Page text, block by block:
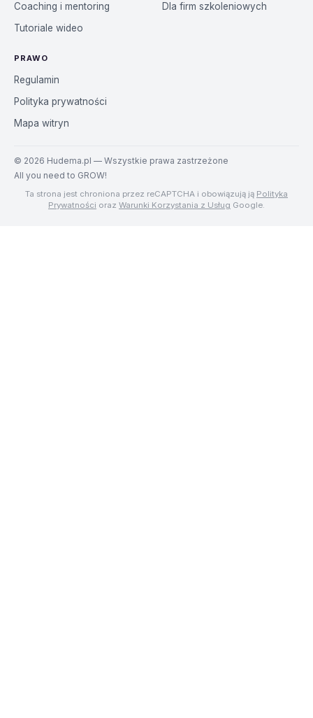
Coaching i mentoring
Tutoriale wideo
Dla firm szkoleniowych
PRAWO
Regulamin
Polityka prywatności
Mapa witryn
© 2026 Hudema.pl — Wszystkie prawa zastrzeżone
All you need to GROW!
Ta strona jest chroniona przez reCAPTCHA i obowiązują ją Polityka
Prywatności oraz Warunki Korzystania z Usług Google.